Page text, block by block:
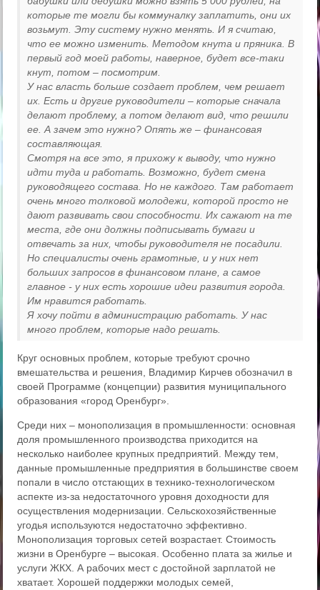
которые те могли бы коммуналку заплатить, они их
возьмут. Эту систему нужно менять. И я считаю,
что ее можно изменить. Методом кнута и пряника. В
первый год моей работы, наверное, будет все-таки
кнут, потом – посмотрим.
У нас власть больше создает проблем, чем решает
их. Есть и другие руководители – которые сначала
делают проблему, а потом делают вид, что решили
ее. А зачем это нужно? Опять же – финансовая
составляющая.
Смотря на все это, я прихожу к выводу, что нужно
идти туда и работать. Возможно, будет смена
руководящего состава. Но не каждого. Там работает
очень много толковой молодежи, которой просто не
дают развивать свои способности. Их сажают на те
места, где они должны подписывать бумаги и
отвечать за них, чтобы руководителя не посадили.
Но специалисты очень грамотные, и у них нет
больших запросов в финансовом плане, а самое
главное - у них есть хорошие идеи развития города.
Им нравится работать.
Я хочу пойти в администрацию работать. У нас
много проблем, которые надо решать.
Круг основных проблем, которые требуют срочно
вмешательства и решения, Владимир Кирчев обозначил в
своей Программе (концепции) развития муниципального
образования «город Оренбург».
Среди них – монополизация в промышленности: основная
доля промышленного производства приходится на
несколько наиболее крупных предприятий. Между тем,
данные промышленные предприятия в большинстве своем
попали в число отстающих в технико-технологическом
аспекте из-за недостаточного уровня доходности для
осуществления модернизации. Сельскохозяйственные
угодья используются недостаточно эффективно.
Монополизация торговых сетей возрастает. Стоимость
жизни в Оренбурге – высокая. Особенно плата за жилье и
услуги ЖКХ. А рабочих мест с достойной зарплатой не
хватает. Хорошей поддержки молодых семей,